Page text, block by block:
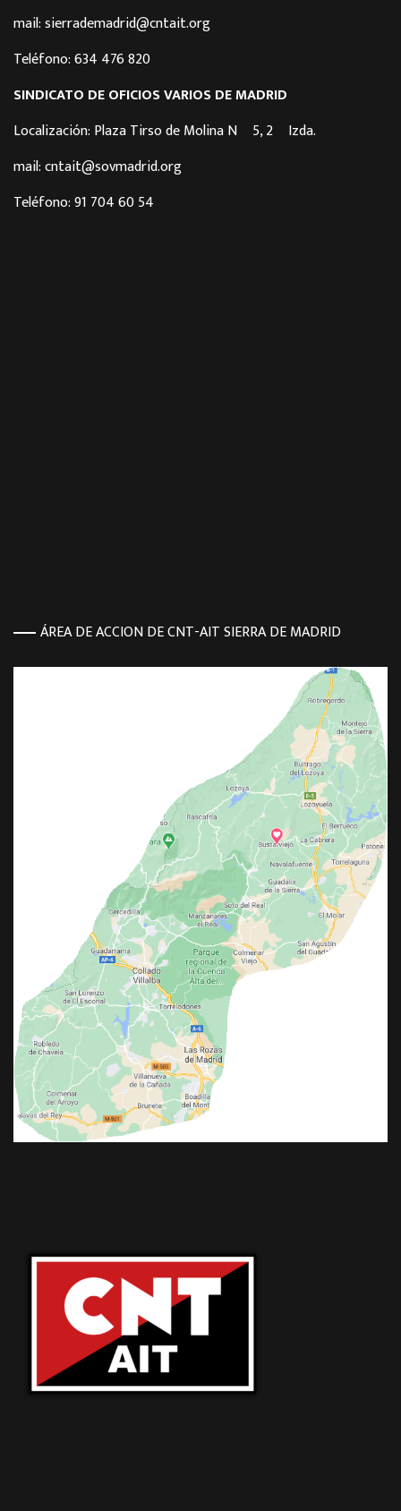
mail: sierrademadrid@cntait.org
Teléfono: 634 476 820
SINDICATO DE OFICIOS VARIOS DE MADRID
Localización: Plaza Tirso de Molina Nº 5, 2º Izda.
mail: cntait@sovmadrid.org
Teléfono: 91 704 60 54
ÁREA DE ACCION DE CNT-AIT SIERRA DE MADRID